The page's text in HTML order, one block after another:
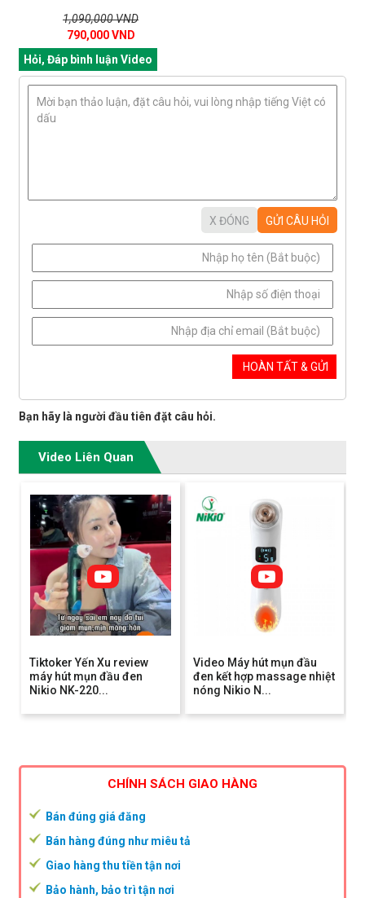
1,090,000 VND
790,000 VND
Hỏi, Đáp bình luận Video
Bạn hãy là người đầu tiên đặt câu hỏi.
Video Liên Quan
Tiktoker Yến Xu review
máy hút mụn đầu đen
Nikio NK-220...
Video Máy hút mụn đầu
đen kết hợp massage nhiệt
nóng Nikio N...
CHÍNH SÁCH GIAO HÀNG
Bán đúng giá đăng
Bán hàng đúng như miêu tả
Giao hàng thu tiền tận nơi
Bảo hành, bảo trì tận nơi